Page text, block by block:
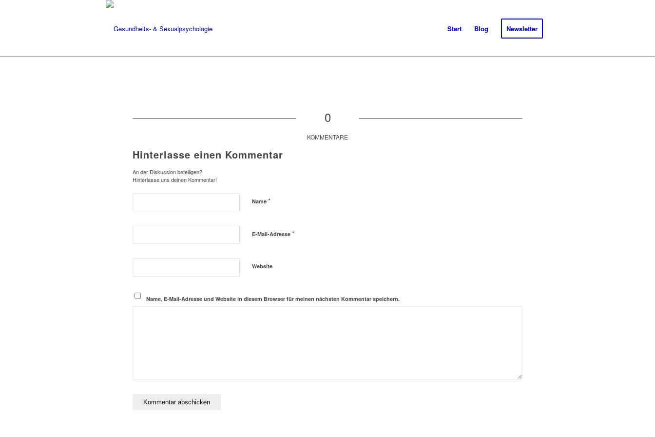
Start Blog Newsletter
0
KOMMENTARE
Hinterlasse einen Kommentar
An der Diskussion beteiligen?
Hinterlasse uns deinen Kommentar!
Name *
E-Mail-Adresse *
Website
Name, E-Mail-Adresse und Website in diesem Browser für meinen nächsten Kommentar speichern.